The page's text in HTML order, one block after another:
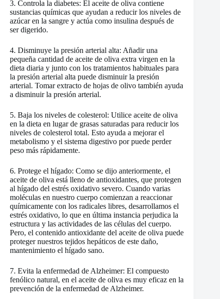
3. Controla la diabetes: El aceite de oliva contiene
sustancias químicas que ayudan a reducir los niveles de
azúcar en la sangre y actúa como insulina después de
ser digerido.
4. Disminuye la presión arterial alta: Añadir una
pequeña cantidad de aceite de oliva extra virgen en la
dieta diaria y junto con los tratamientos habituales para
la presión arterial alta puede disminuir la presión
arterial. Tomar extracto de hojas de olivo también ayuda
a disminuir la presión arterial.
5. Baja los niveles de colesterol: Utilice aceite de oliva
en la dieta en lugar de grasas saturadas para reducir los
niveles de colesterol total. Esto ayuda a mejorar el
metabolismo y el sistema digestivo por puede perder
peso más rápidamente.
6. Protege el hígado: Como se dijo anteriormente, el
aceite de oliva está lleno de antioxidantes, que protegen
al hígado del estrés oxidativo severo. Cuando varias
moléculas en nuestro cuerpo comienzan a reaccionar
químicamente con los radicales libres, desarrollamos el
estrés oxidativo, lo que en última instancia perjudica la
estructura y las actividades de las células del cuerpo.
Pero, el contenido antioxidante del aceite de oliva puede
proteger nuestros tejidos hepáticos de este daño,
mantenimiento el hígado sano.
7. Evita la enfermedad de Alzheimer: El compuesto
fenólico natural, en el aceite de oliva es muy eficaz en la
prevención de la enfermedad de Alzheimer.